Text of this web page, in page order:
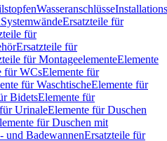
Wasseranschlüsse
SystemwändeErsatzteile für
für
Ersatzteile für
für MontageelementeElemente
für WCsElemente für
für WaschtischeElemente für
BidetsElemente für
UrinaleElemente für Duschen
für Duschen mit
und BadewannenErsatzteile für